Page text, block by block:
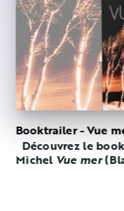
Booktrailer - Vue
Découvrez le
Michel Vue mer